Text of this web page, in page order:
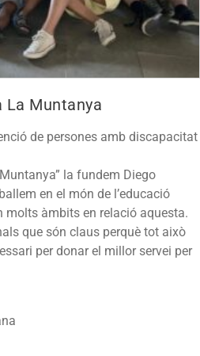
La Muntanya
de persones amb discapacitat
la fundem Diego
en el món de l’educació
àmbits en relació aquesta.
que són claus perquè tot això
per donar el millor servei per